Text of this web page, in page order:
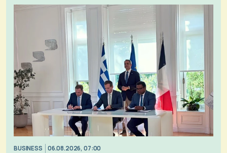
BUSINESS 06.08.2026, 07:00